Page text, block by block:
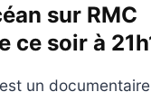
sur RMC
ce soir à
un